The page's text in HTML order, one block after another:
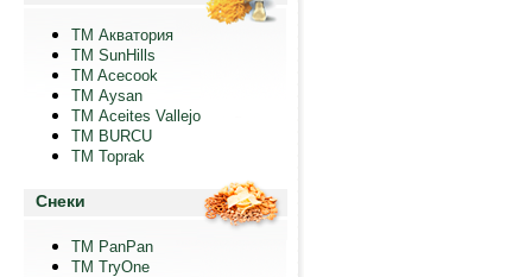
ТМ Акватория
ТМ SunHills
TM Acecook
ТМ Aysan
ТМ Aceites Vallejo
TM BURCU
TM Toprak
Снеки
TM PanPan
ТМ TryOne